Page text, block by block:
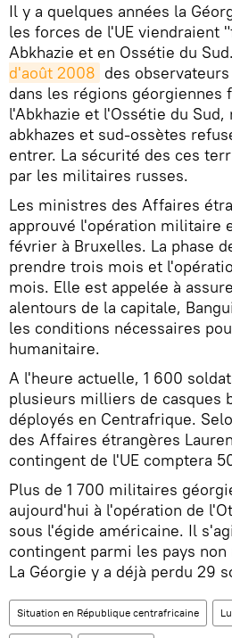
Il y a quelques années la
les forces de l'UE viendraient
Abkhazie et en Ossétie du
d'août 2008 des
dans les régions géorgiennes
l'Abkhazie et l'Ossétie du
abkhazes et sud-ossètes
entrer. La sécurité des ces
par les militaires russes.
Les ministres des Affaires
approuvé l'opération militaire
février à Bruxelles. La phase
prendre trois mois et
mois. Elle est appelée à
alentours de la capitale,
les conditions nécessaires
humanitaire.
A l'heure actuelle, 1 600
plusieurs milliers de casques
déployés en Centrafrique.
des Affaires étrangères
contingent de l'UE comptera
Plus de 1 700 militaires
aujourd'hui à l'opération de
sous l'égide américaine. Il
contingent parmi les pays
La Géorgie y a déjà perdu 29
Situation en République centrafricaine